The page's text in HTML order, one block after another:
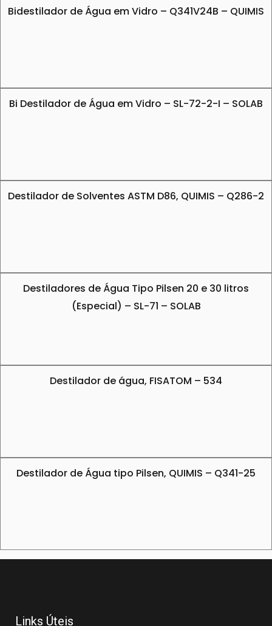
Bidestilador de Água em Vidro – Q341V24B – QUIMIS
Bi Destilador de Água em Vidro – SL-72-2-I – SOLAB
Destilador de Solventes ASTM D86, QUIMIS – Q286-2
Destiladores de Água Tipo Pilsen 20 e 30 litros
(Especial) – SL-71 – SOLAB
Destilador de água, FISATOM – 534
Destilador de Água tipo Pilsen, QUIMIS – Q341-25
Links Úteis